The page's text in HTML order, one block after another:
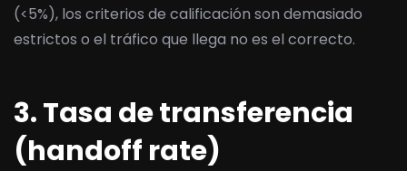
(<5%), los criterios de calificación son demasiado
estrictos o el tráfico que llega no es el correcto.
3. Tasa de transferencia
(handoff rate)